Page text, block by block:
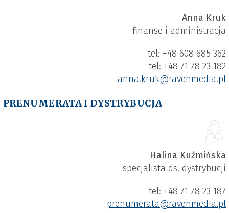
Anna Kruk
finanse i administracja
tel: +48 608 685 362
tel: +48 71 78 23 182
anna.kruk​@ravenmedia.pl
PRENUMERATA I DYSTRYBUCJA
Halina Kuźmińska
specjalista ds. dystrybucji
tel: +48 71 78 23 187
prenumerata​@ravenmedia.pl